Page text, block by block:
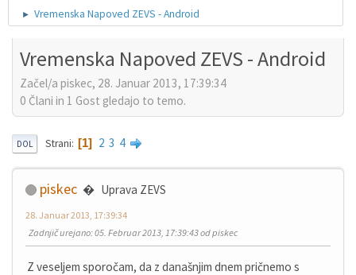
► Vremenska Napoved ZEVS - Android
Vremenska Napoved ZEVS - Android
Začel/a piskec, 28. Januar 2013, 17:39:34
0 Člani in 1 Gost gledajo to temo.
DOL Strani 1 2 3 4
piskec Uprava ZEVS
28. Januar 2013, 17:39:34
Zadnjič urejano: 05. Februar 2013, 17:39:43 od piskec
Z veseljem sporočam, da z današnjim dnem pričnemo s